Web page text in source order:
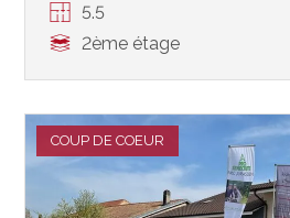
5.5
2ème étage
COUP DE COEUR